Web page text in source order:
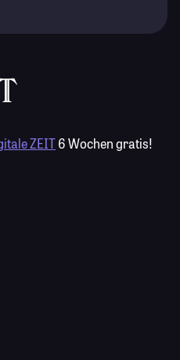
ZEIT6 Wochen gratis!